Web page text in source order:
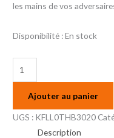
les mains de vos
Disponibilité :En stock
Ajouter au panier
UGS : KFLL0THB3020
Description